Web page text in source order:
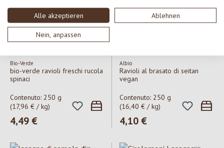
Alle akzeptieren Ablehnen
Nein, anpassen
Bio-Verde
bio-verde ravioli freschi rucola
spinaci
Contenuto: 250 g
(17,96 € / kg)
Prezzo normale:
4,49 €
Albio
Ravioli al brasato di seitan
vegan
Contenuto: 250 g
(16,40 € / kg)
Prezzo normale:
4,10 €